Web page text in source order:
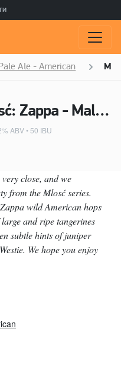
Ale - American
Пиво Mlosć: Zappa - Malanka
ABV • 50 IBU
close, and we
from the Mlosć series.
wild American hops
and ripe tangerines
subtle hints of juniper
We hope you enjoy